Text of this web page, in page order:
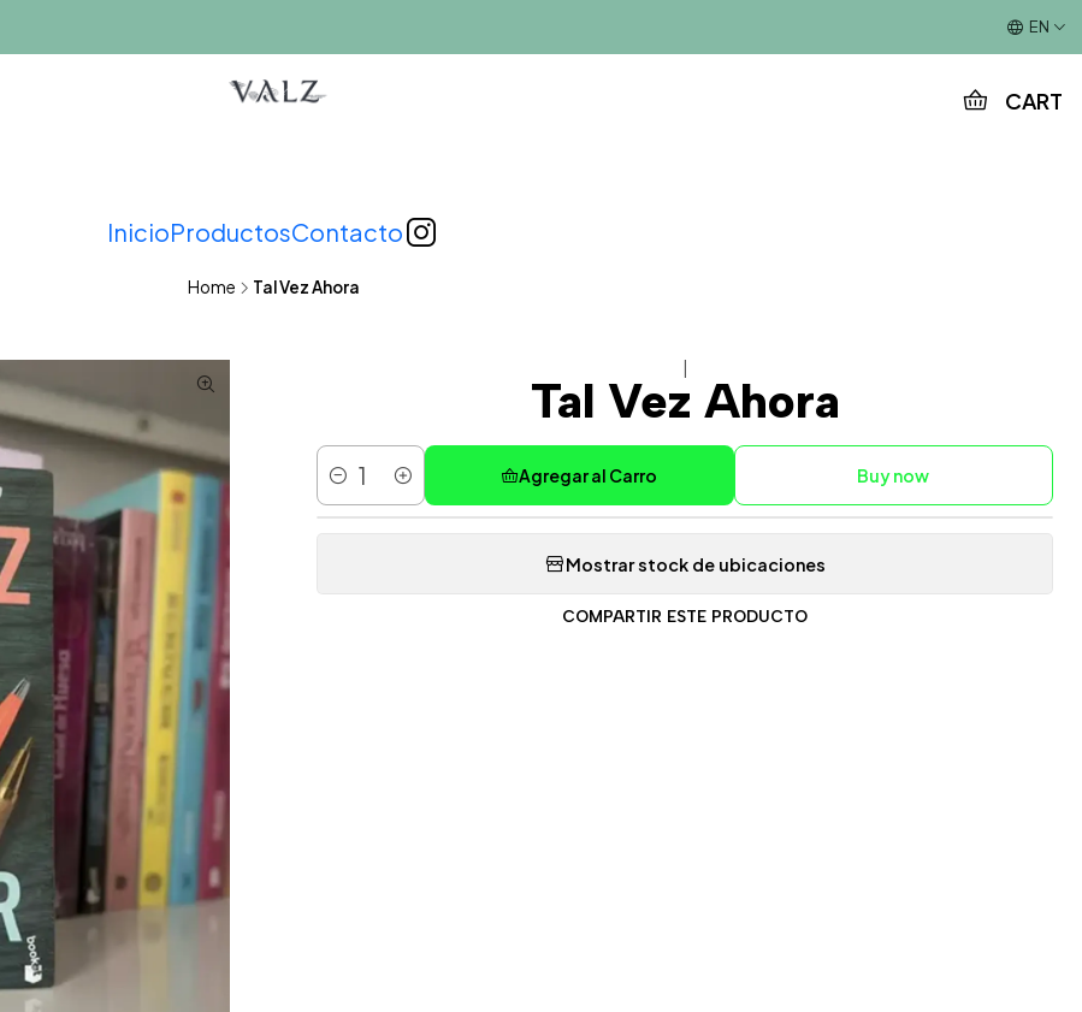
CART
InicioProductosContacto
EN
Home Tal Vez Ahora
Tal Vez Ahora
Cantidad
Agregar al Carro Buy now
Mostrar stock de ubicaciones
COMPARTIR ESTE PRODUCTO